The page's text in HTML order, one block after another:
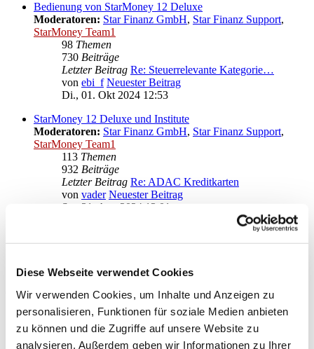
Diese Webseite verwendet Cookies
Wir verwenden Cookies, um Inhalte und Anzeigen zu
personalisieren, Funktionen für soziale Medien anbieten
zu können und die Zugriffe auf unsere Website zu
analysieren. Außerdem geben wir Informationen zu Ihrer
Bedienung von StarMoney 12 Deluxe
Moderatoren: Star Finanz GmbH, Star Finanz Support,
StarMoney Team1
98 Themen
730 Beiträge
Letzter Beitrag Re: Steuerrelevante Kategorie…
von ebi_f Neuester Beitrag
Di., 01. Okt 2024 12:53
StarMoney 12 Deluxe und Institute
Moderatoren: Star Finanz GmbH, Star Finanz Support,
StarMoney Team1
113 Themen
932 Beiträge
Letzter Beitrag Re: ADAC Kreditkarten
von vader Neuester Beitrag
Sa., 31. Aug 2024 13:01
Anregungen und Wünsche zu StarMoney 12 Deluxe
Moderatoren: Star Finanz GmbH,Star Finanz Support,
Gehe zu
Star Finanz GmbH
↳ Ankündigungen der Star Finanz GmbH
↳ Inhalte OnlineUpdates (Produktaktualisierungen)